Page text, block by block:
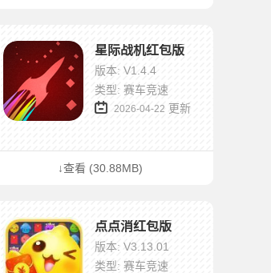
星际战机红包版
版本: V1.4.4
类型: 赛车竞速
2026-04-22 更新
↓查看 (30.88MB)
点点消红包版
版本: V3.13.01
类型: 赛车竞速